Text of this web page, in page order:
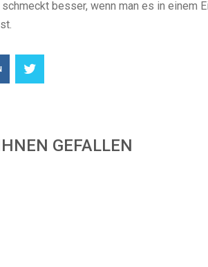
besser, wenn man es in einem
GEFALLEN